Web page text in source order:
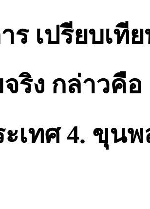
ร เปรียบเที
ริง กล่าวคื
เทศ 4. ขุนพ